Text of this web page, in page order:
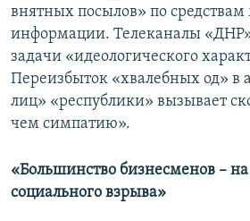
внятных посылов» по средствам
информации. Телеканалы
задачи «идеологического
Переизбыток «хвалебных од» в
лиц» «республики» вызывает
чем симпатию».
«Большинство бизнесменов –
социального взрыва»